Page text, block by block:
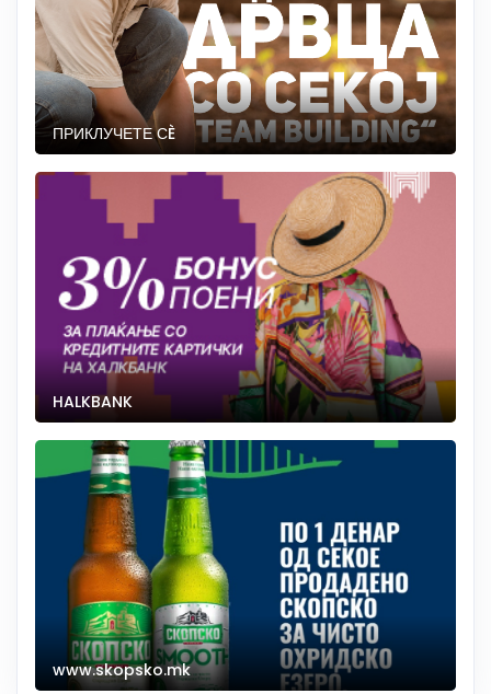
ПРИКЛУЧЕТЕ СÈ
HALKBANK
www.skopsko.mk